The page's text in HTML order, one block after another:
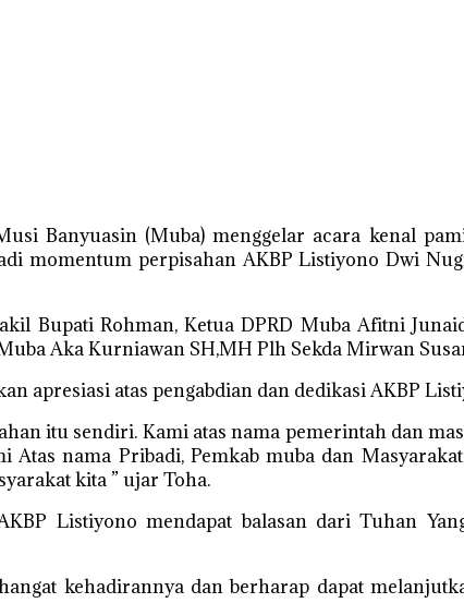
Banyuasin (Muba) menggelar acara kenal
momentum perpisahan AKBP Listiyono Dwi
Bupati Rohman, Ketua DPRD Muba Afitni
Aka Kurniawan SH,MH Plh Sekda Mirwan
apresiasi atas pengabdian dan dedikasi AKBP
itu sendiri. Kami atas nama pemerintah dan
nama Pribadi, Pemkab muba dan
kita ” ujar Toha.
Listiyono mendapat balasan dari Tuhan
kehadirannya dan berharap dapat